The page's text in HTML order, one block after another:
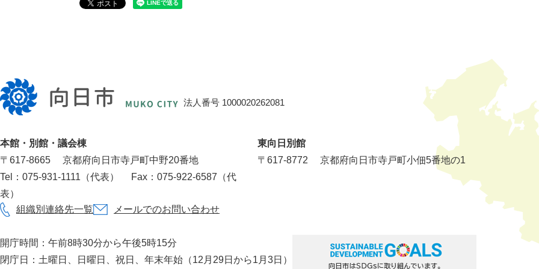
向
日
法人番号 1000020262081
本館・別館・議会棟
〒617‐8665
京都府向日市寺戸町中野20番地
Tel：075-931-1111（代表）
Fax：075-922-6587（代
表）
東向日別館
〒617-8772
京都府向日市寺戸町小佃5番地の1
組織別連絡先一覧 メールでのお問い合わせ
開庁時間：午前8時30分から午後5時15分
閉庁日：土曜日、日曜日、祝日、年末年始（12月29日から1月3日）